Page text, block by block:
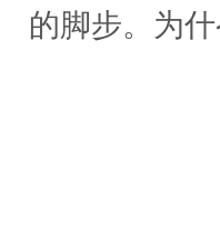
的脚步。为